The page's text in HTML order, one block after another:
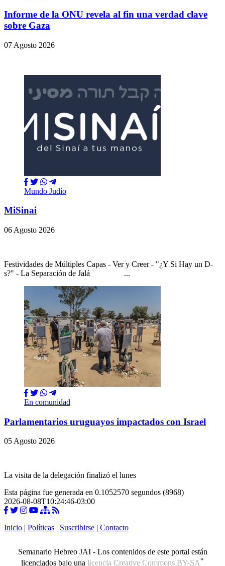
Informe de la ONU revela al fin una verdad clave
sobre Gaza
07 Agosto 2026
Mundo Judío
MiSinai
06 Agosto 2026
Festividades de Múltiples Capas - Ver y Creer - "¿Y Si Hay un D-
s?" - La Separación de Jalá ...
En comunidad
Parlamentarios uruguayos impactados con Israel
05 Agosto 2026
La visita de la delegación finalizó el lunes
Esta página fue generada en 0.1052570 segundos (8968)
2026-08-08T10:24:46-03:00
Inicio Políticas Suscribirse Contacto
Semanario Hebreo JAI - Los contenidos de este portal están
licenciados bajo una licencia Creative Commons BY-SA*